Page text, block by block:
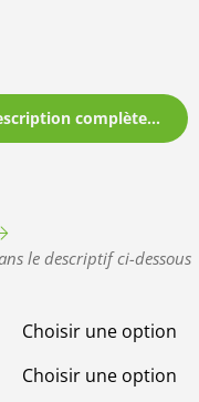
complète...
le descriptif ci-dessous